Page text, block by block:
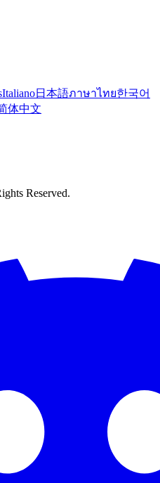
Italiano日本語ภาษาไทย한국어
体中文
Reserved.